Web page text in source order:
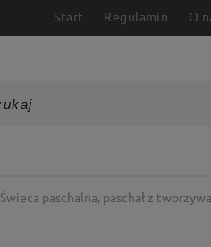
Start Regulamin O
Świeca paschalna, paschał z